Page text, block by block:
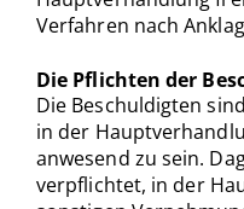
Verfahren nach
Die Pflichten der
Die Beschuldigten
in der
anwesend zu sein.
verpflichtet, in der